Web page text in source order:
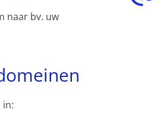
naar bv. uw
in: